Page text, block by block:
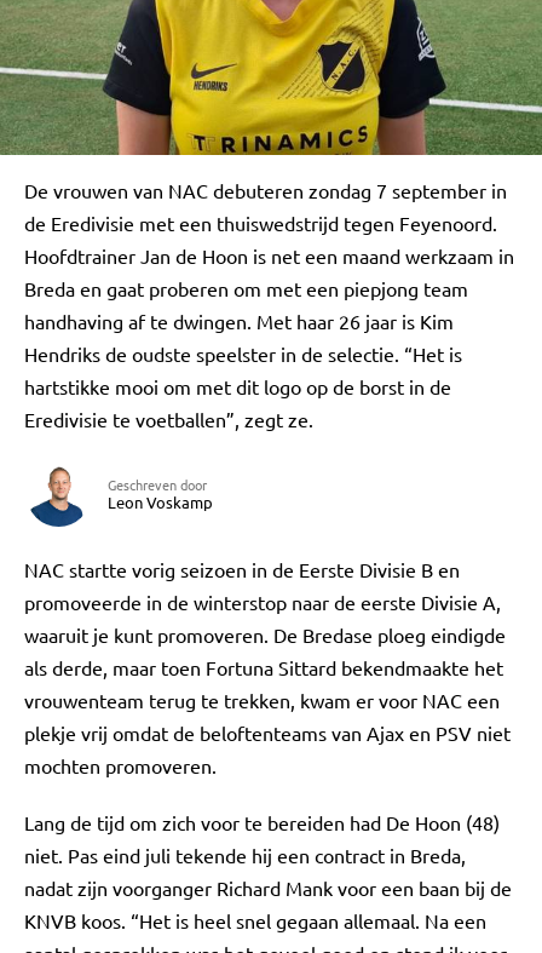
De vrouwen van NAC debuteren zondag 7 september in
de Eredivisie met een thuiswedstrijd tegen Feyenoord.
Hoofdtrainer Jan de Hoon is net een maand werkzaam in
Breda en gaat proberen om met een piepjong team
handhaving af te dwingen. Met haar 26 jaar is Kim
Hendriks de oudste speelster in de selectie. “Het is
hartstikke mooi om met dit logo op de borst in de
Eredivisie te voetballen”, zegt ze.
Geschreven door
Leon Voskamp
NAC startte vorig seizoen in de Eerste Divisie B en
promoveerde in de winterstop naar de eerste Divisie A,
waaruit je kunt promoveren. De Bredase ploeg eindigde
als derde, maar toen Fortuna Sittard bekendmaakte het
vrouwenteam terug te trekken, kwam er voor NAC een
plekje vrij omdat de beloftenteams van Ajax en PSV niet
mochten promoveren.
Lang de tijd om zich voor te bereiden had De Hoon (48)
niet. Pas eind juli tekende hij een contract in Breda,
nadat zijn voorganger Richard Mank voor een baan bij de
KNVB koos. “Het is heel snel gegaan allemaal. Na een